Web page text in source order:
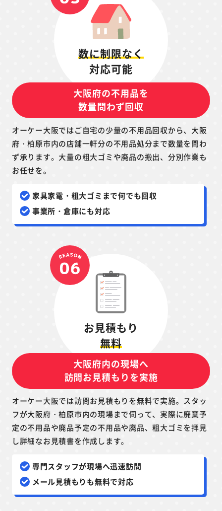
数に制限なく
対応可能
大阪府の不用品を
数量問わず回収
オーケー大阪ではご自宅の少量の不用品回収から、大阪
府・柏原市内の店舗一軒分の不用品処分まで数量を問わ
ず承ります。大量の粗大ゴミや廃品の搬出、分別作業も
お任せを。
家具家電・粗大ゴミまで何でも回収
事業所・倉庫にも対応
お見積もり
無料
大阪府内の現場へ
訪問お見積もりを実施
オーケー大阪では訪問お見積もりを無料で実施。スタッ
フが大阪府・柏原市内の現場まで伺って、実際に廃棄予
定の不用品や廃品予定の不用品や廃品、粗大ゴミを拝見
し詳細なお見積書を作成します。
専門スタッフが現場へ迅速訪問
メール見積もりも無料で対応